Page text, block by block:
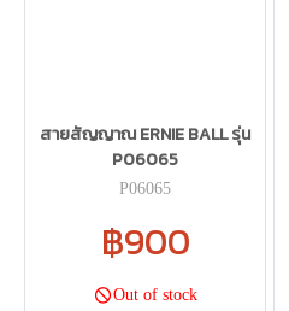
สายสัญญาณ ERNIE BALL รุ่น
P06065
P06065
฿900
Out of stock